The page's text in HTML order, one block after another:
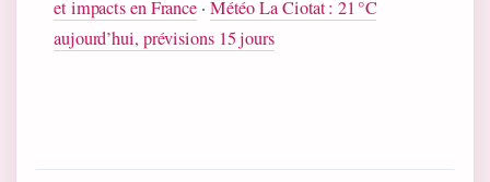
et impacts en France · Météo La Ciotat : 21 °C
aujourd’hui, prévisions 15 jours